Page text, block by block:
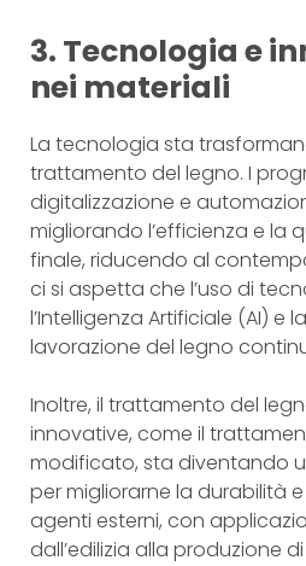
3. Tecnologia e
nei materiali
La tecnologia sta
trattamento del legno. I
digitalizzazione e
migliorando l’efficienza e la
finale, riducendo al
ci si aspetta che l’uso di
l’Intelligenza Artificiale (AI) e
lavorazione del legno
Inoltre, il trattamento del
innovative, come il
modificato, sta diventando
per migliorarne la durabilità
agenti esterni, con
dall’edilizia alla produzione